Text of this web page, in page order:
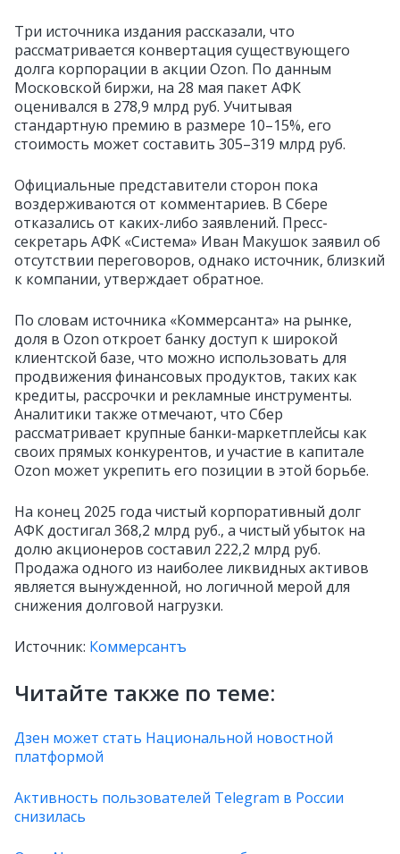
Три источника издания рассказали, что
рассматривается конвертация существующего
долга корпорации в акции Ozon. По данным
Московской биржи, на 28 мая пакет АФК
оценивался в 278,9 млрд руб. Учитывая
стандартную премию в размере 10–15%, его
стоимость может составить 305–319 млрд руб.
Официальные представители сторон пока
воздерживаются от комментариев. В Сбере
отказались от каких-либо заявлений. Пресс-
секретарь АФК «Система» Иван Макушок заявил об
отсутствии переговоров, однако источник, близкий
к компании, утверждает обратное.
По словам источника «Коммерсанта» на рынке,
доля в Ozon откроет банку доступ к широкой
клиентской базе, что можно использовать для
продвижения финансовых продуктов, таких как
кредиты, рассрочки и рекламные инструменты.
Аналитики также отмечают, что Сбер
рассматривает крупные банки-маркетплейсы как
своих прямых конкурентов, и участие в капитале
Ozon может укрепить его позиции в этой борьбе.
На конец 2025 года чистый корпоративный долг
АФК достигал 368,2 млрд руб., а чистый убыток на
долю акционеров составил 222,2 млрд руб.
Продажа одного из наиболее ликвидных активов
является вынужденной, но логичной мерой для
снижения долговой нагрузки.
Источник: Коммерсантъ
Читайте также по теме:
Дзен может стать Национальной новостной
платформой
Активность пользователей Telegram в России
снизилась